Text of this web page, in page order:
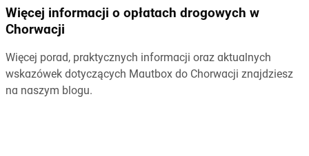
Więcej informacji o opłatach drogowych w
Chorwacji
Więcej porad, praktycznych informacji oraz aktualnych
wskazówek dotyczących Mautbox do Chorwacji znajdziesz
na naszym blogu.